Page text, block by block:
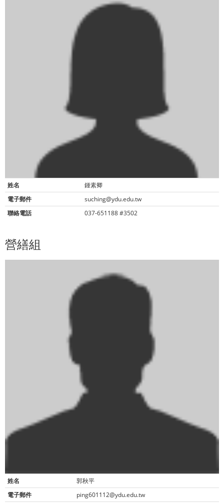
姓名
鍾素卿
電子郵件
suching@ydu.edu.tw
聯絡電話
037-651188 #3502
營繕組
姓名
郭秋平
電子郵件
ping601112@ydu.edu.tw